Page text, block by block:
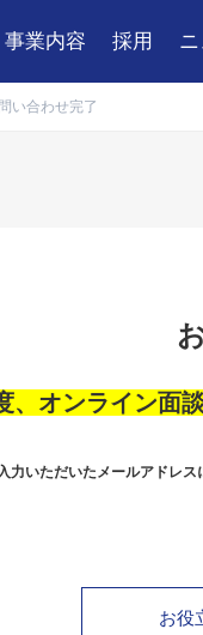
事業内容 採用
い合わせ完了
、オンライン面
力いただいたメールアドレス
お役